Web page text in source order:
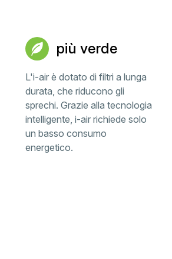
più verde
L'i-air è dotato di filtri a lunga
durata, che riducono gli
sprechi. Grazie alla tecnologia
intelligente, i-air richiede solo
un basso consumo
energetico.